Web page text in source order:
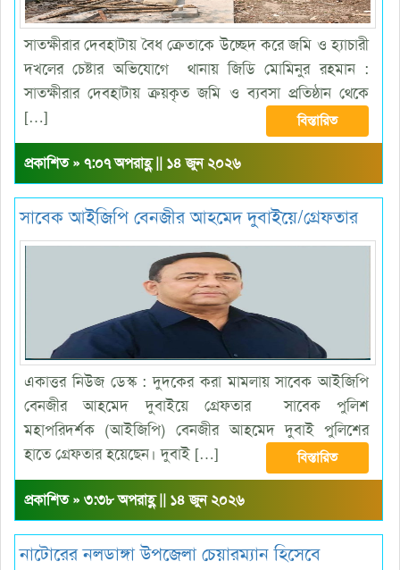
সাতক্ষীরার দেবহাটায় বৈধ ক্রেতাকে উচ্ছেদ করে জমি ও হ্যাচারী
দখলের চেষ্টার অভিযোগে থানায় জিডি মোমিনুর রহমান :
সাতক্ষীরার দেবহাটায় ক্রয়কৃত জমি ও ব্যবসা প্রতিষ্ঠান থেকে
[…]
বিস্তারিত
প্রকাশিত » ৭:০৭ অপরাহ্ণ || ১৪ জুন ২০২৬
সাবেক আইজিপি বেনজীর আহমেদ দুবাইয়ে/গ্রেফতার
একাত্তর নিউজ ডেস্ক : দুদকের করা মামলায় সাবেক আইজিপি
বেনজীর আহমেদ দুবাইয়ে গ্রেফতার সাবেক পুলিশ
মহাপরিদর্শক (আইজিপি) বেনজীর আহমেদ দুবাই পুলিশের
হাতে গ্রেফতার হয়েছেন। দুবাই […]
বিস্তারিত
প্রকাশিত » ৩:৩৮ অপরাহ্ণ || ১৪ জুন ২০২৬
নাটোরের নলডাঙ্গা উপজেলা চেয়ারম্যান হিসেবে